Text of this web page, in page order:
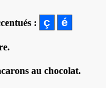
:
au chocolat.